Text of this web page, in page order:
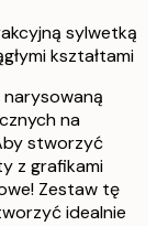
sylwetką
kształtami
na
stworzyć
z grafikami
Zestaw tę
idealnie